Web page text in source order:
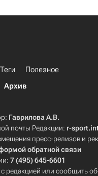
Теги
Полезное
Архив
Гаврилова А.В.
почты Редакции: r-
пресс-релизов и
обратной связи
7 (495) 645-6601
редакцией или сообщить